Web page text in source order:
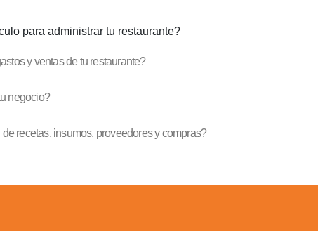
para administrar tu restaurante?
y ventas de tu restaurante?
negocio?
recetas, insumos, proveedores y compras?